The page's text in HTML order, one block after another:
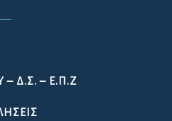
Δ.Σ. – Ε.Π.Ζ